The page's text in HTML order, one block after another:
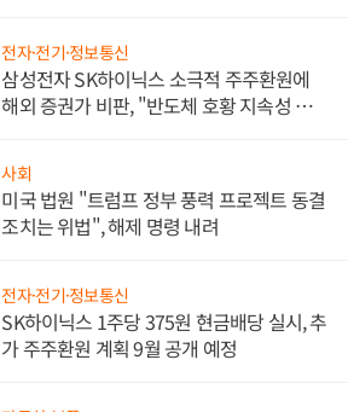
전자·전기·정보통신
삼성전자 SK하이닉스 소극적 주주환원에
해외 증권가 비판, "반도체 호황 지속성 의
사회
미국 법원 "트럼프 정부 풍력 프로젝트 동결
조치는 위법", 해제 명령 내려
전자·전기·정보통신
SK하이닉스 1주당 375원 현금배당 실시, 추
가 주주환원 계획 9월 공개 예정